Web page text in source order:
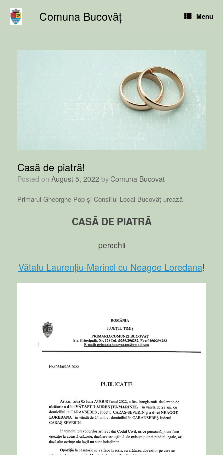
content
Comuna Bucovăț Menu
Casă de piatră!
Posted on August 5, 2022 by Comuna Bucovat
Primarul Gheorghe Pop și Consiliul Local Bucovăț urează
CASĂ DE PIATRĂ
perechii
Vătafu Laurențiu-Marinel cu Neagoe Loredana!